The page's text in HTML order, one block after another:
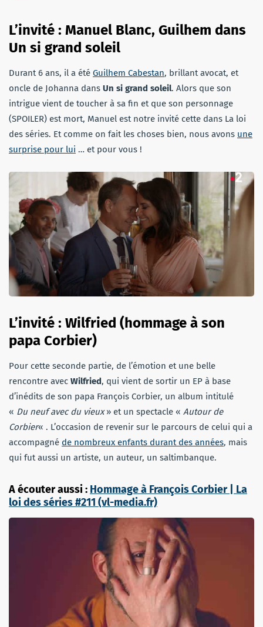
L’invité : Manuel Blanc, Guilhem dans
Un si grand soleil
Durant 6 ans, il a été Guilhem Cabestan, brillant avocat, et
oncle de Johanna dans Un si grand soleil. Alors que son
intrigue vient de toucher à sa fin et que son personnage
(SPOILER) est mort, Manuel est notre invité cette dans La loi
des séries. Et comme on fait les choses bien, nous avons une
surprise pour lui … et pour vous !
L’invité : Wilfried (hommage à son
papa Corbier)
Pour cette seconde partie, de l’émotion et une belle
rencontre avec Wilfried, qui vient de sortir un EP à base
d’inédits de son papa François Corbier, un album intitulé
« Du neuf avec du vieux» et un spectacle « Autour de
Corbier« . L’occasion de revenir sur le parcours de celui qui a
accompagné de nombreux enfants durant des années, mais
qui fut aussi un artiste, un auteur, un saltimbanque.
A écouter aussi : Hommage à François Corbier | La
loi des séries #211 (vl-media.fr)